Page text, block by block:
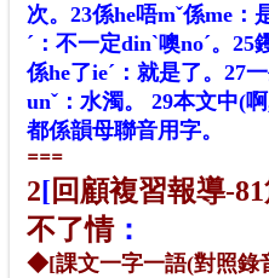
次。23係he唔mˇ係me：
ˊ：不一定dinˋ噢noˊ。25
係he了ieˊ：就是了。27
unˇ：水濁。 29本文中(
都係韻母聯音用字。
===
2[回顧複習報導-
不了情：
◆[課文一字一語(對照錄